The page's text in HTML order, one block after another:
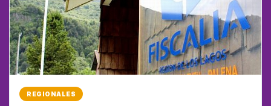
REGIONALES